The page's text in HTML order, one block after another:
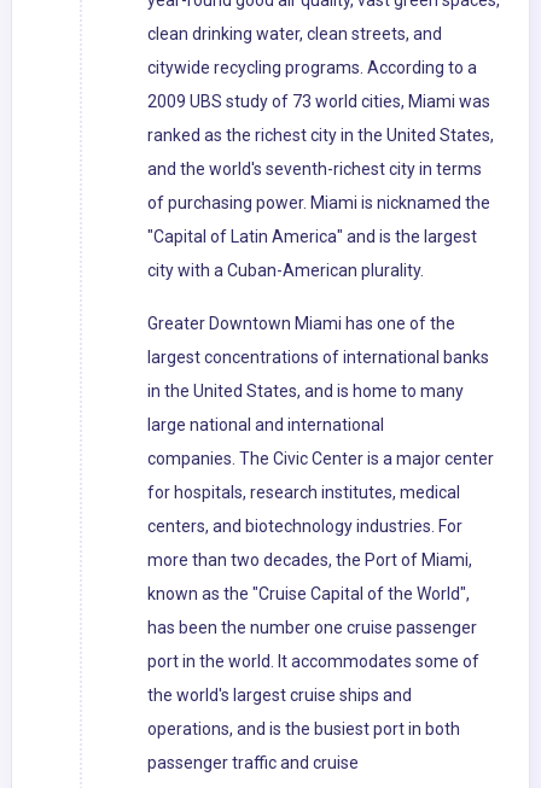
clean drinking water, clean streets, and
citywide recycling programs. According to a
2009 UBS study of 73 world cities, Miami was
ranked as the richest city in the United States,
and the world's seventh-richest city in terms
of purchasing power. Miami is nicknamed the
"Capital of Latin America" and is the largest
city with a Cuban-American plurality.
Greater Downtown Miami has one of the
largest concentrations of international banks
in the United States, and is home to many
large national and international
companies. The Civic Center is a major center
for hospitals, research institutes, medical
centers, and biotechnology industries. For
more than two decades, the Port of Miami,
known as the "Cruise Capital of the World",
has been the number one cruise passenger
port in the world. It accommodates some of
the world's largest cruise ships and
operations, and is the busiest port in both
passenger traffic and cruise